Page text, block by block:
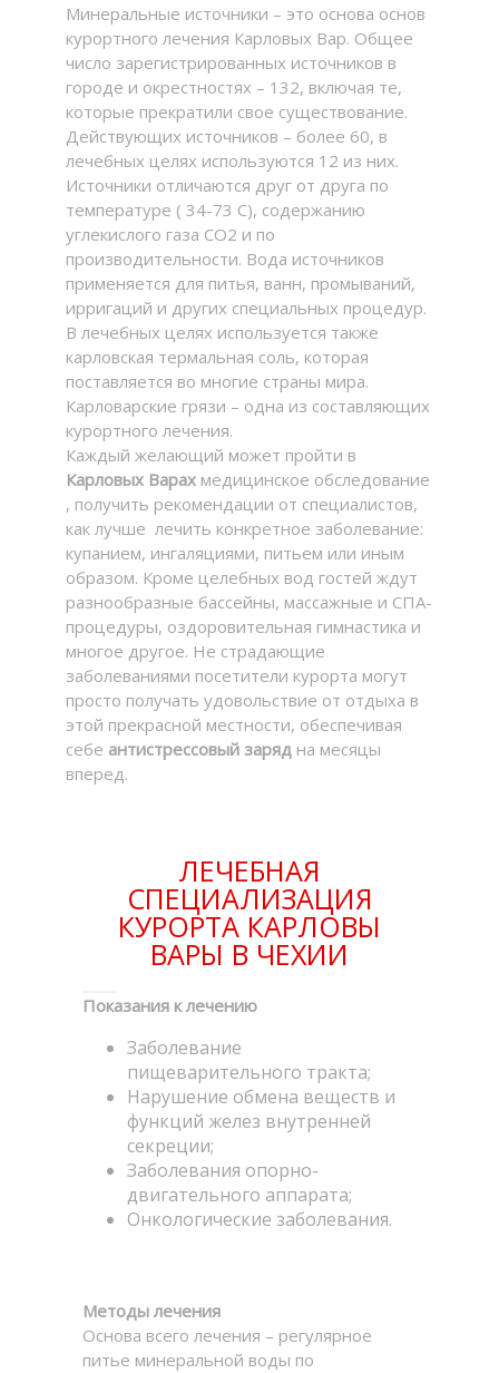
Минеральные источники – это основа основ
курортного лечения Карловых Вар. Общее
число зарегистрированных источников в
городе и окрестностях – 132, включая те,
которые прекратили свое существование.
Действующих источников – более 60, в
лечебных целях используются 12 из них.
Источники отличаются друг от друга по
температуре ( 34-73 С), содержанию
углекислого газа СО2 и по
производительности. Вода источников
применяется для питья, ванн, промываний,
ирригаций и других специальных процедур.
В лечебных целях используется также
карловская термальная соль, которая
поставляется во многие страны мира.
Карловарские грязи – одна из составляющих
курортного лечения.
Каждый желающий может пройти в
Карловых Варах медицинское обследование
, получить рекомендации от специалистов,
как лучше лечить конкретное заболевание:
купанием, ингаляциями, питьем или иным
образом. Кроме целебных вод гостей ждут
разнообразные бассейны, массажные и СПА-
процедуры, оздоровительная гимнастика и
многое другое. Не страдающие
заболеваниями посетители курорта могут
просто получать удовольствие от отдыха в
этой прекрасной местности, обеспечивая
себе антистрессовый заряд на месяцы
вперед.
ЛЕЧЕБНАЯ
СПЕЦИАЛИЗАЦИЯ
КУРОРТА КАРЛОВЫ
ВАРЫ В ЧЕХИИ
Показания к лечению
Заболевание
пищеварительного тракта;
Нарушение обмена веществ и
функций желез внутренней
секреции;
Заболевания опорно-
двигательного аппарата;
Онкологические заболевания.
Методы лечения
Основа всего лечения – регулярное
питье минеральной воды по